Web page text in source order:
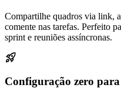
Compartilhe quadros via link,
comente nas tarefas. Perfeito
sprint e reuniões assíncronas.
rocket_launch
Configuração zero